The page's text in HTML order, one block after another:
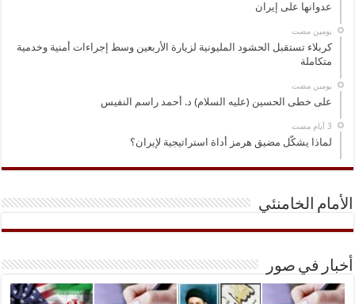
عدوانها على إيران
‏يومين مضت
كربلاء تستقبل الحشود المليونية لزيارة الأربعين وسط إجراءات أمنية وخدمية
متكاملة
‏يومين مضت
على خطى الحسين (عليه السلام) د. أحمد راسم النفيس
لماذا يشكّل مضيق هرمز أداة استراتيجية لإيران؟
الأمام الخامنئي
أخبار في صور